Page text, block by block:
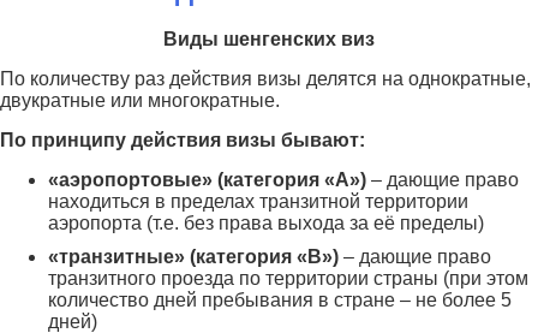
Виды шенгенских виз
По количеству раз действия визы делятся на однократные,
двукратные или многократные.
По принципу действия визы бывают:
«аэропортовые» (категория «А») – дающие право
находиться в пределах транзитной территории
аэропорта (т.е. без права выхода за её пределы)
«транзитные» (категория «В») – дающие право
транзитного проезда по территории страны (при этом
количество дней пребывания в стране – не более 5
дней)